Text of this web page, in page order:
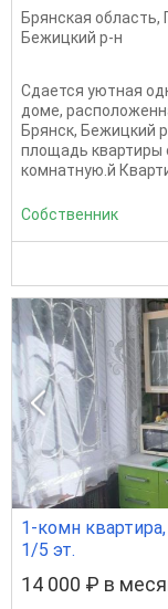
Брянская область,
Бежицкий р-н
Сдается уютная
доме,
Брянск, Бежицкий
площадь квартиры
комнатную.й
Собственник
1-комн
1/5 эт.
14 000 ₽ в